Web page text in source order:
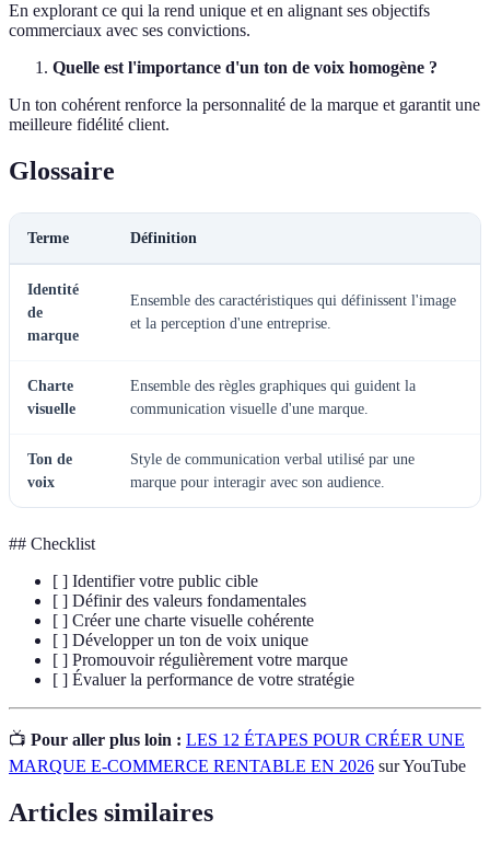
En explorant ce qui la rend unique et en alignant ses objectifs
commerciaux avec ses convictions.
Quelle est l'importance d'un ton de voix homogène ?
Un ton cohérent renforce la personnalité de la marque et garantit une
meilleure fidélité client.
Glossaire
Terme Définition
Identité
de
marque
Ensemble des caractéristiques qui définissent l'image
et la perception d'une entreprise.
Charte
visuelle
Ensemble des règles graphiques qui guident la
communication visuelle d'une marque.
Ton de
voix
Style de communication verbal utilisé par une
marque pour interagir avec son audience.
## Checklist
[ ] Identifier votre public cible
[ ] Définir des valeurs fondamentales
[ ] Créer une charte visuelle cohérente
[ ] Développer un ton de voix unique
[ ] Promouvoir régulièrement votre marque
[ ] Évaluer la performance de votre stratégie
📺 Pour aller plus loin : LES 12 ÉTAPES POUR CRÉER UNE
MARQUE E-COMMERCE RENTABLE EN 2026 sur YouTube
Articles similaires